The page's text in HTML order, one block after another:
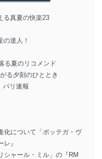
真夏の快楽23
達人！
る夏のリコメンド
る夕刻のひととき
パリ速報
化について「ボッテガ・ヴ
』
シャール・ミル」の『RM